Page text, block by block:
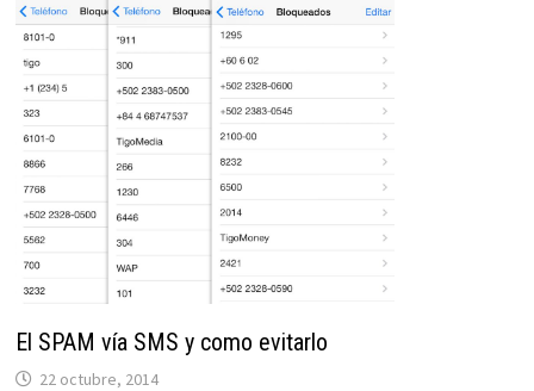
El SPAM vía SMS y como evitarlo
22 octubre, 2014